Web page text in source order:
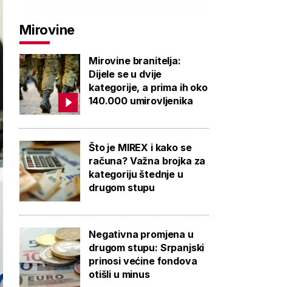
Mirovine
Mirovine branitelja:
Dijele se u dvije
kategorije, a prima ih oko
140.000 umirovljenika
Što je MIREX i kako se
računa? Važna brojka za
kategoriju štednje u
drugom stupu
Negativna promjena u
drugom stupu: Srpanjski
prinosi većine fondova
otišli u minus